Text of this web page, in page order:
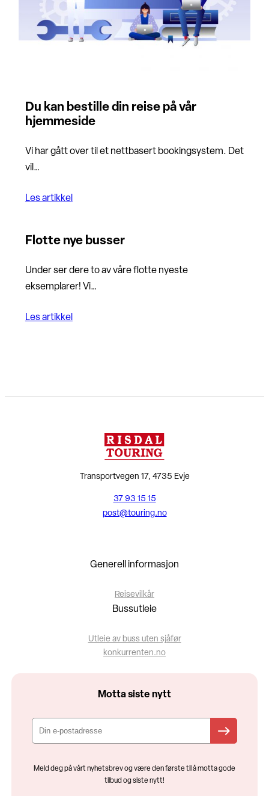
Du kan bestille din reise på vår
hjemmeside
Vi har gått over til et nettbasert bookingsystem. Det
vil…
Les artikkel
Flotte nye busser
Under ser dere to av våre flotte nyeste
eksemplarer! Vi…
Les artikkel
Transportvegen 17, 4735 Evje
37 93 15 15
post@touring.no
Generell informasjon
Reisevilkår
Bussutleie
Utleie av buss uten sjåfør
konkurrenten.no
Motta siste nytt
Meld deg på vårt nyhetsbrev og være den første til å motta gode
tilbud og siste nytt!